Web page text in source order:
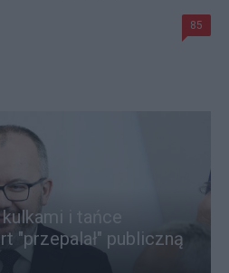
85
i tańce
"przepalał" publiczną